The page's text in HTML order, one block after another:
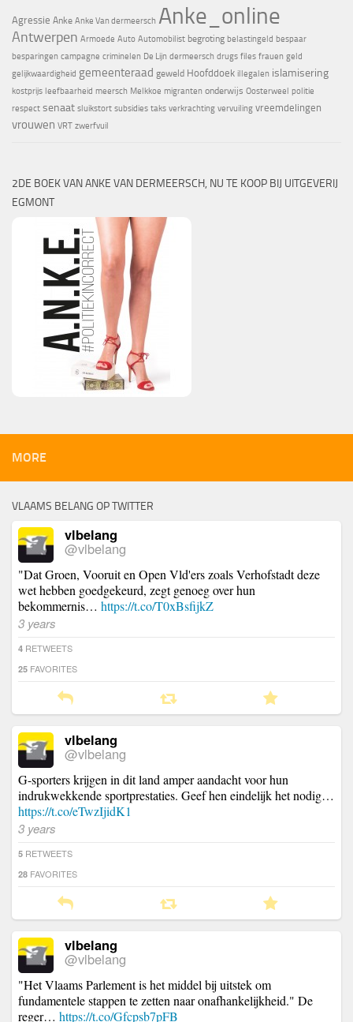
Agressie Anke Anke Van dermeersch Anke_online
Antwerpen Armoede Auto Automobilist begroting belastingeld bespaar
besparingen campagne criminelen De Lijn dermeersch drugs files frauen geld
gelijkwaardigheid gemeenteraad geweld Hoofddoek illegalen islamisering
kostprijs leefbaarheid meersch Melkkoe migranten onderwijs Oosterweel politie
respect senaat sluikstort subsidies taks verkrachting vervuiling vreemdelingen
vrouwen VRT zwerfvuil
2DE BOEK VAN ANKE VAN DERMEERSCH, NU TE KOOP BIJ UITGEVERIJ
EGMONT
MORE
VLAAMS BELANG OP TWITTER
vlbelang
@vlbelang
"Dat Groen, Vooruit en Open Vld'ers zoals Verhofstadt deze
wet hebben goedgekeurd, zegt genoeg over hun
bekommernis… https://t.co/T0xBsfijkZ
3 years
4 RETWEETS
25 FAVORITES
vlbelang
@vlbelang
G-sporters krijgen in dit land amper aandacht voor hun
indrukwekkende sportprestaties. Geef hen eindelijk het nodig…
https://t.co/eTwzIjidK1
3 years
5 RETWEETS
28 FAVORITES
vlbelang
@vlbelang
"Het Vlaams Parlement is het middel bij uitstek om
fundamentele stappen te zetten naar onafhankelijkheid." De
reger… https://t.co/Gfcpsb7pFB